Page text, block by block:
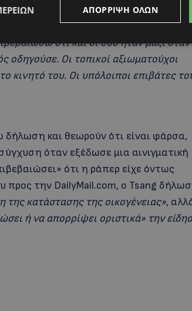
ότι και οι δύο ήταν μαζί όταν
Οι τοπικοί αξιωματούχοι
κινητό του. Οι υπόλοιποι επιβάτες
και θεωρούν ότι είναι φάρσα,
όταν εξέδωσε μια αινιγματική
ότι η ράπερ είχε όντως
προς την DailyMail.com, ο Tsang
κατάστασης της οικογένειας»,
ή να απορρίψει οριστικά» την
ΑΠΌΡΡΙΨΗ ΌΛΩΝ